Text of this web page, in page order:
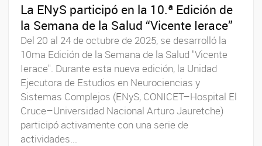
La ENyS participó en la 10.ª Edición de
la Semana de la Salud “Vicente Ierace”
Del 20 al 24 de octubre de 2025, se desarrolló la
10ma Edición de la Semana de la Salud "Vicente
Ierace". Durante esta nueva edición, la Unidad
Ejecutora de Estudios en Neurociencias y
Sistemas Complejos (ENyS, CONICET–Hospital El
Cruce–Universidad Nacional Arturo Jauretche)
participó activamente con una serie de
actividades...